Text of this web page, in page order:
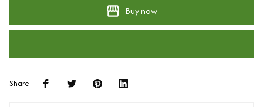
Buy now
Share